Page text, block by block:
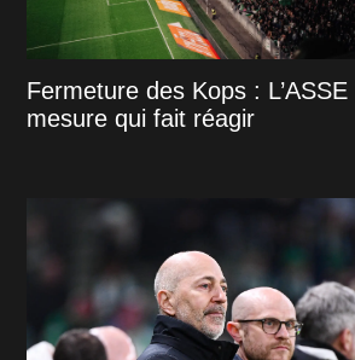
Fermeture des Kops :
mesure qui fait réagir